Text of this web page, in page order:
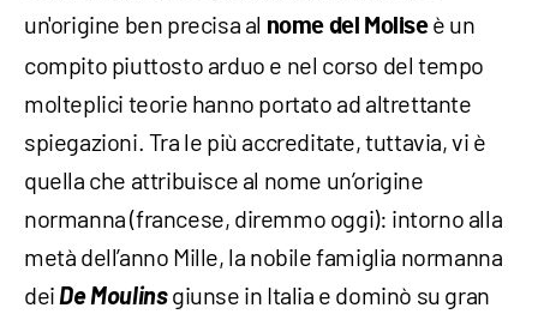
un'origine ben precisa al nome del Moliseè un
compito piuttosto arduo e nel corso del tempo
molteplici teorie hanno portato ad altrettante
spiegazioni. Tra le più accreditate, tuttavia, vi è
quella che attribuisce al nome un’origine
normanna (francese, diremmo oggi): intorno alla
metà dell’anno Mille, la nobile famiglia normanna
dei De Moulinsgiunse in Italia e dominò su gran